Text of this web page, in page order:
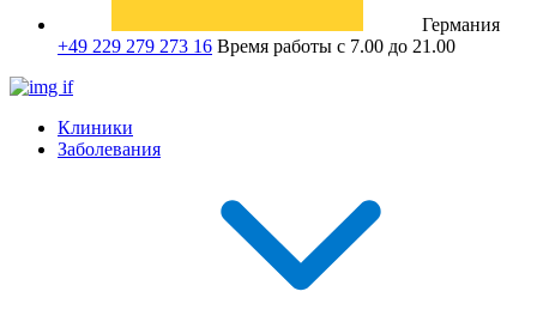
Германия
+49 229 279 273 16 Время работы с 7.00 до 21.00
Клиники
Заболевания